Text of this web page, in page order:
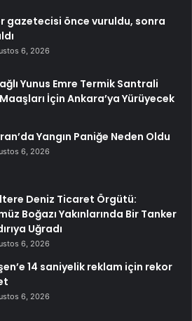
gazetecisi önce vuruldu, sonra
6, 2026
Yunus Emre Termik Santrali
İçin Ankara’ya Yürüyecek
Yangın Paniğe Neden Oldu
6, 2026
Deniz Ticaret Örgütü:
Boğazı Yakınlarında Bir Tanker
Uğradı
6, 2026
14 saniyelik reklam için rekor
6, 2026